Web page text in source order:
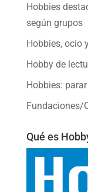
Hobbies
según grupos
Hobbies, ocio
Hobby de
Hobbies:
Fundaciones/
Qué es